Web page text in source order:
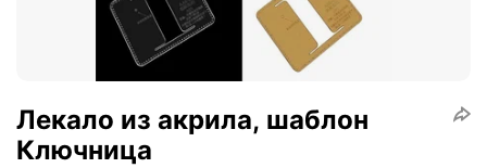
Лекало из акрила, шаблон
Ключница